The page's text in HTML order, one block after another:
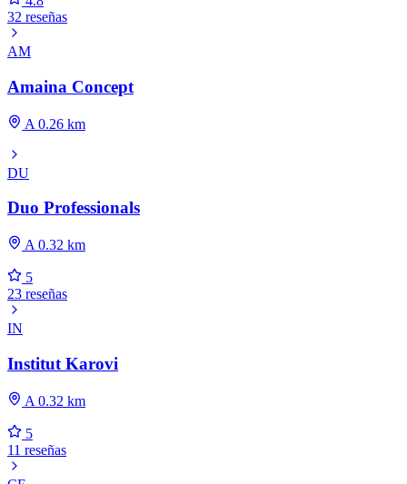
32 reseñas
AM
Amaina Concept
A 0.26 km
DU
Duo Professionals
A 0.32 km
5
23 reseñas
IN
Institut Karovi
A 0.32 km
5
11 reseñas